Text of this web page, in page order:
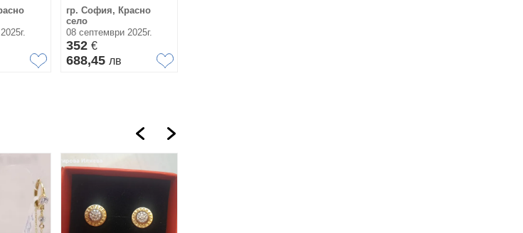
гр. София, Красно
село
08 септември 2025г.
352 €
688,45 лв